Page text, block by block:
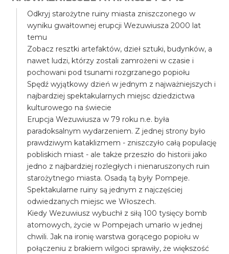
Odkryj starożytne ruiny miasta zniszczonego w
wyniku gwałtownej erupcji Wezuwiusza 2000 lat
temu
Zobacz resztki artefaktów, dzieł sztuki, budynków, a
nawet ludzi, którzy zostali zamrożeni w czasie i
pochowani pod tsunami rozgrzanego popiołu
Spędź wyjątkowy dzień w jednym z najważniejszych i
najbardziej spektakularnych miejsc dziedzictwa
kulturowego na świecie
Erupcja Wezuwiusza w 79 roku n.e. była
paradoksalnym wydarzeniem. Z jednej strony było
prawdziwym kataklizmem - zniszczyło całą populację
pobliskich miast - ale także przeszło do historii jako
jedno z najbardziej rozległych i nienaruszonych ruin
starożytnego miasta. Osadą tą były Pompeje.
Spektakularne ruiny są jednym z najczęściej
odwiedzanych miejsc we Włoszech.
Kiedy Wezuwiusz wybuchł z siłą 100 tysięcy bomb
atomowych, życie w Pompejach umarło w jednej
chwili. Jak na ironię warstwa gorącego popiołu w
połączeniu z brakiem wilgoci sprawiły, że większość